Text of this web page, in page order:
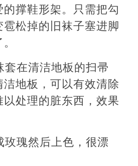
撑鞋形架。只需把勾
松掉的旧袜子塞进脚
套在清洁地板的扫帚
洁地板，可以有效清除
处理的脏东西，效果
玫瑰然后上色，很漂